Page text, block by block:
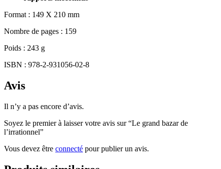
Format : 149 X 210 mm
Nombre de pages : 159
Poids : 243 g
ISBN : 978-2-931056-02-8
Avis
Il n’y a pas encore d’avis.
Soyez le premier à laisser votre avis sur “Le grand bazar de
l’irrationnel”
Vous devez être connecté pour publier un avis.